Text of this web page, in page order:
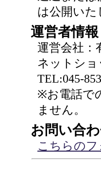
は公開い
運営者情報
運営会社：
ネットショ
TEL:045-
※お電話で
ません。
お問い合
こちらの